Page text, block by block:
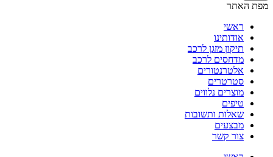
מפת האתר
ראשי
אודותינו
תיקון מזגן לרכב
מדחסים לרכב
אלטרנטורים
סטרטרים
מוצרים נלווים
טיפים
שאלות ותשובות
מבצעים
צור קשר